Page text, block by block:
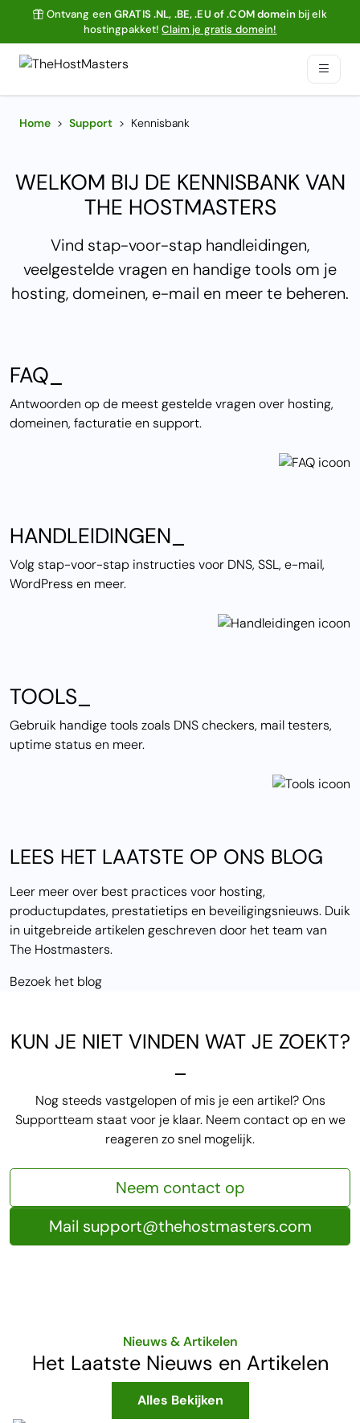
Ontvang eenGRATIS .NL, .BE, .EU of .COM domeinbij elk
hostingpakket!Claim je gratis domein!
Home > Support > Kennisbank
WELKOM BIJ DE KENNISBANK VAN
THE HOSTMASTERS
Vind stap-voor-stap handleidingen,
veelgestelde vragen en handige tools om je
hosting, domeinen, e-mail en meer te beheren.
FAQ_
Antwoorden op de meest gestelde vragen over hosting,
domeinen, facturatie en support.
HANDLEIDINGEN_
Volg stap-voor-stap instructies voor DNS, SSL, e-mail,
WordPress en meer.
TOOLS_
Gebruik handige tools zoals DNS checkers, mail testers,
uptime status en meer.
LEES HET LAATSTE OP ONS BLOG
Leer meer over best practices voor hosting,
productupdates, prestatietips en beveiligingsnieuws. Duik
in uitgebreide artikelen geschreven door het team van
The Hostmasters.
Bezoek het blog
KUN JE NIET VINDEN WAT JE ZOEKT?
_
Nog steeds vastgelopen of mis je een artikel? Ons
Supportteam staat voor je klaar. Neem contact op en we
reageren zo snel mogelijk.
Neem contact op
Mail support@thehostmasters.com
Nieuws & Artikelen
Het Laatste Nieuws en Artikelen
Alles Bekijken